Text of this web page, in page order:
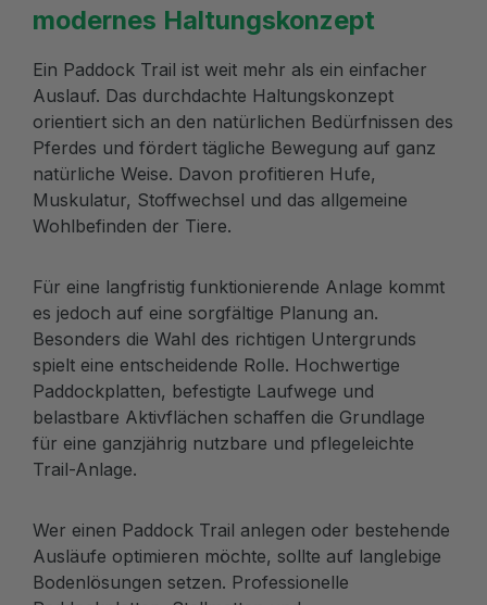
modernes Haltungskonzept
Ein Paddock Trail ist weit mehr als ein einfacher
Auslauf. Das durchdachte Haltungskonzept
orientiert sich an den natürlichen Bedürfnissen des
Pferdes und fördert tägliche Bewegung auf ganz
natürliche Weise. Davon profitieren Hufe,
Muskulatur, Stoffwechsel und das allgemeine
Wohlbefinden der Tiere.
Für eine langfristig funktionierende Anlage kommt
es jedoch auf eine sorgfältige Planung an.
Besonders die Wahl des richtigen Untergrunds
spielt eine entscheidende Rolle. Hochwertige
Paddockplatten, befestigte Laufwege und
belastbare Aktivflächen schaffen die Grundlage
für eine ganzjährig nutzbare und pflegeleichte
Trail-Anlage.
Wer einen Paddock Trail anlegen oder bestehende
Ausläufe optimieren möchte, sollte auf langlebige
Bodenlösungen setzen. Professionelle